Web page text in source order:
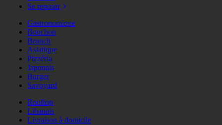
Se reposer
Gastronomique
Bouchon
Brunch
Asiatique
Pizzéria
Japonais
Burger
Savoyard
Rooftop
Libanais
Livraison à domicile